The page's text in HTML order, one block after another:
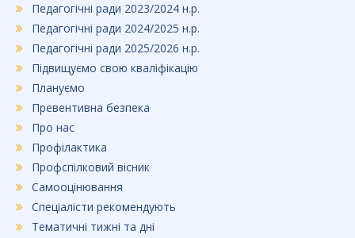
Педагогічні ради 2023/2024 н.р.
Педагогічні ради 2024/2025 н.р.
Педагогічні ради 2025/2026 н.р.
Підвищуємо свою кваліфікацію
Плануємо
Превентивна безпека
Про нас
Профілактика
Профспілковий вісник
Самооцінювання
Спеціалісти рекомендують
Тематичні тижні та дні